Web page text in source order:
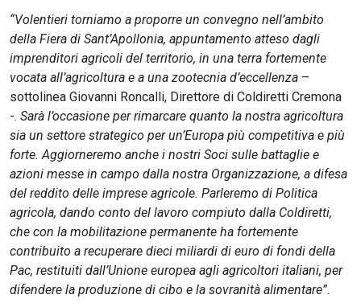
“Volentieri torniamo a proporre un convegno nell’ambito
della Fiera di Sant’Apollonia, appuntamento atteso dagli
imprenditori agricoli del territorio, in una terra fortemente
vocata all’agricoltura e a una zootecnia d’eccellenza –
sottolinea Giovanni Roncalli, Direttore di Coldiretti Cremona
-. Sarà l’occasione per rimarcare quanto la nostra agricoltura
sia un settore strategico per un’Europa più competitiva e più
forte. Aggiorneremo anche i nostri Soci sulle battaglie e
azioni messe in campo dalla nostra Organizzazione, a difesa
del reddito delle imprese agricole. Parleremo di Politica
agricola, dando conto del lavoro compiuto dalla Coldiretti,
che con la mobilitazione permanente ha fortemente
contribuito a recuperare dieci miliardi di euro di fondi della
Pac, restituiti dall’Unione europea agli agricoltori italiani, per
difendere la produzione di cibo e la sovranità alimentare”.